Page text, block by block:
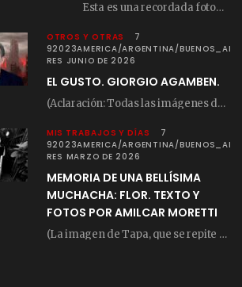
Esta es una recordada fotografía que registré…
OTROS Y OTRAS
7
92023AMERICA/ARGENTINA/BUENOS_AI
RES JUNIO DE 2026
EL GUSTO. GIORGIO AGAMBEN.
(Aclaración: Todas las imágenes de este posteo fueron tomadas de Bloghemia.com, y todos los…
MIS TRABAJOS Y DÍAS
7
92023AMERICA/ARGENTINA/BUENOS_AI
RES MARZO DE 2026
MEMORIA DE UNA BELLÍSIMA
MUCHACHA: FLOR. TEXTO Y
FOTOS POR AMILCAR MORETTI
(La imagen de Tapa, que se repite arriba, fue compuesta por Amilcar Moretti el viernes…